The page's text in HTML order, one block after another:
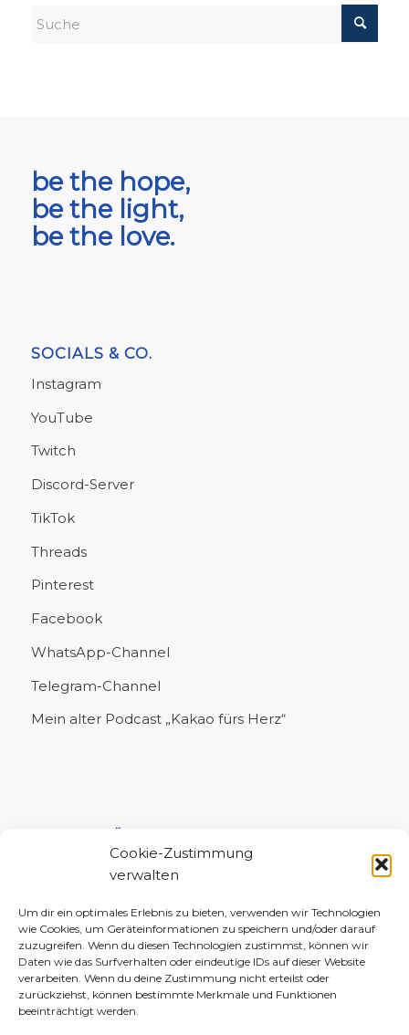
Cookie-Zustimmung
verwalten
Um dir ein optimales Erlebnis zu bieten, verwenden wir Technologien
wie Cookies, um Geräteinformationen zu speichern und/oder darauf
zuzugreifen. Wenn du diesen Technologien zustimmst, können wir
Daten wie das Surfverhalten oder eindeutige IDs auf dieser Website
verarbeiten. Wenn du deine Zustimmung nicht erteilst oder
zurückziehst, können bestimmte Merkmale und Funktionen
beeinträchtigt werden.
be the hope,
be the light,
be the love.
SOCIALS & CO.
Instagram
YouTube
Twitch
Discord-Server
TikTok
Threads
Pinterest
Facebook
WhatsApp-Channel
Telegram-Channel
Mein alter Podcast „Kakao fürs Herz“